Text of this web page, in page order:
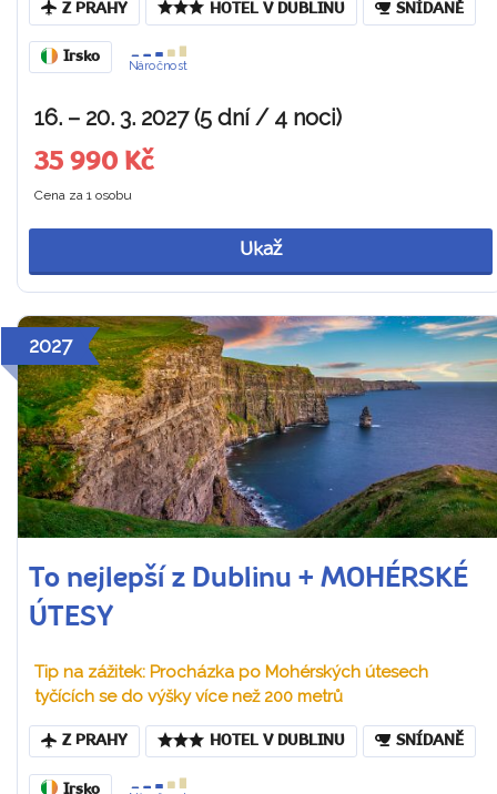
Z PRAHY HOTEL V DUBLINU SNÍDANĚ
Irsko
Náročnost
16. – 20. 3. 2027 (5 dní / 4 noci)
35 990 Kč
Cena za 1 osobu
Ukaž
2027
To nejlepší z Dublinu + MOHÉRSKÉ
ÚTESY
Tip na zážitek: Procházka po Mohérských útesech
tyčících se do výšky více než 200 metrů
Z PRAHY HOTEL V DUBLINU SNÍDANĚ
Irsko